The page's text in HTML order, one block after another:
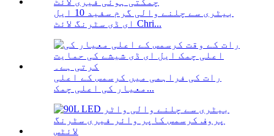
بیٹری سے چلنے والی گرم سفید 10 ایل
ای ڈی سٹرنگ لائٹ Chri...
رات کی فراہمی میں کرسمس کے اعلی
معیار کی اعلی چمک...